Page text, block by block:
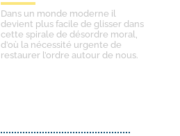
Dans un monde moderne il
devient plus facile de glisser dans
cette spirale de désordre moral,
d’où la nécessité urgente de
restaurer l’ordre autour de nous.